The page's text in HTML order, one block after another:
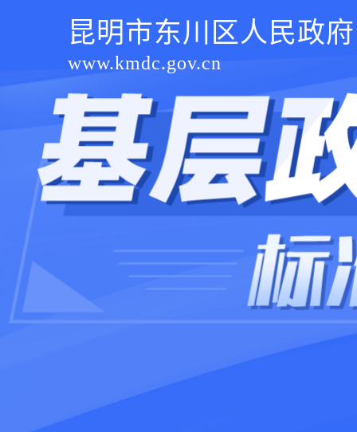
昆明市东川区人民政府
www.kmdc.gov.cn